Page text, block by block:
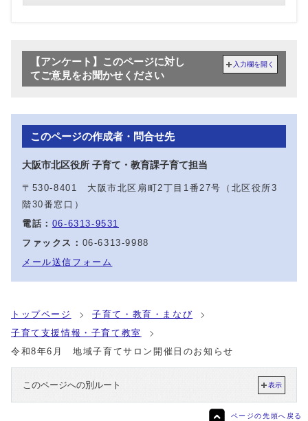
【アンケート】このページに対し
てご意見をお聞かせください
入力欄を開く
このページの作成者・問合せ先
大阪市北区役所 子育て・教育課子育て担当
〒530-8401 大阪市北区扇町2丁目1番27号（北区役所3
階30番窓口）
電話： 06-6313-9531
ファックス： 06-6313-9988
メール送信フォーム
トップページ
子育て・教育・まなび
子育て支援情報・子育て教室
令和8年6月 地域子育てサロン開催日のお知らせ
このページへの別ルート 表示
ページの先頭へ戻る